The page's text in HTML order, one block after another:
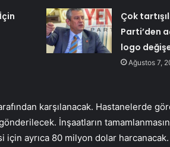
Çok
Parti’den
logo
Ağustos 7,
karşılanacak. Hastanelerde
İnşaatların
ayrıca 80 milyon dolar harcanacak.